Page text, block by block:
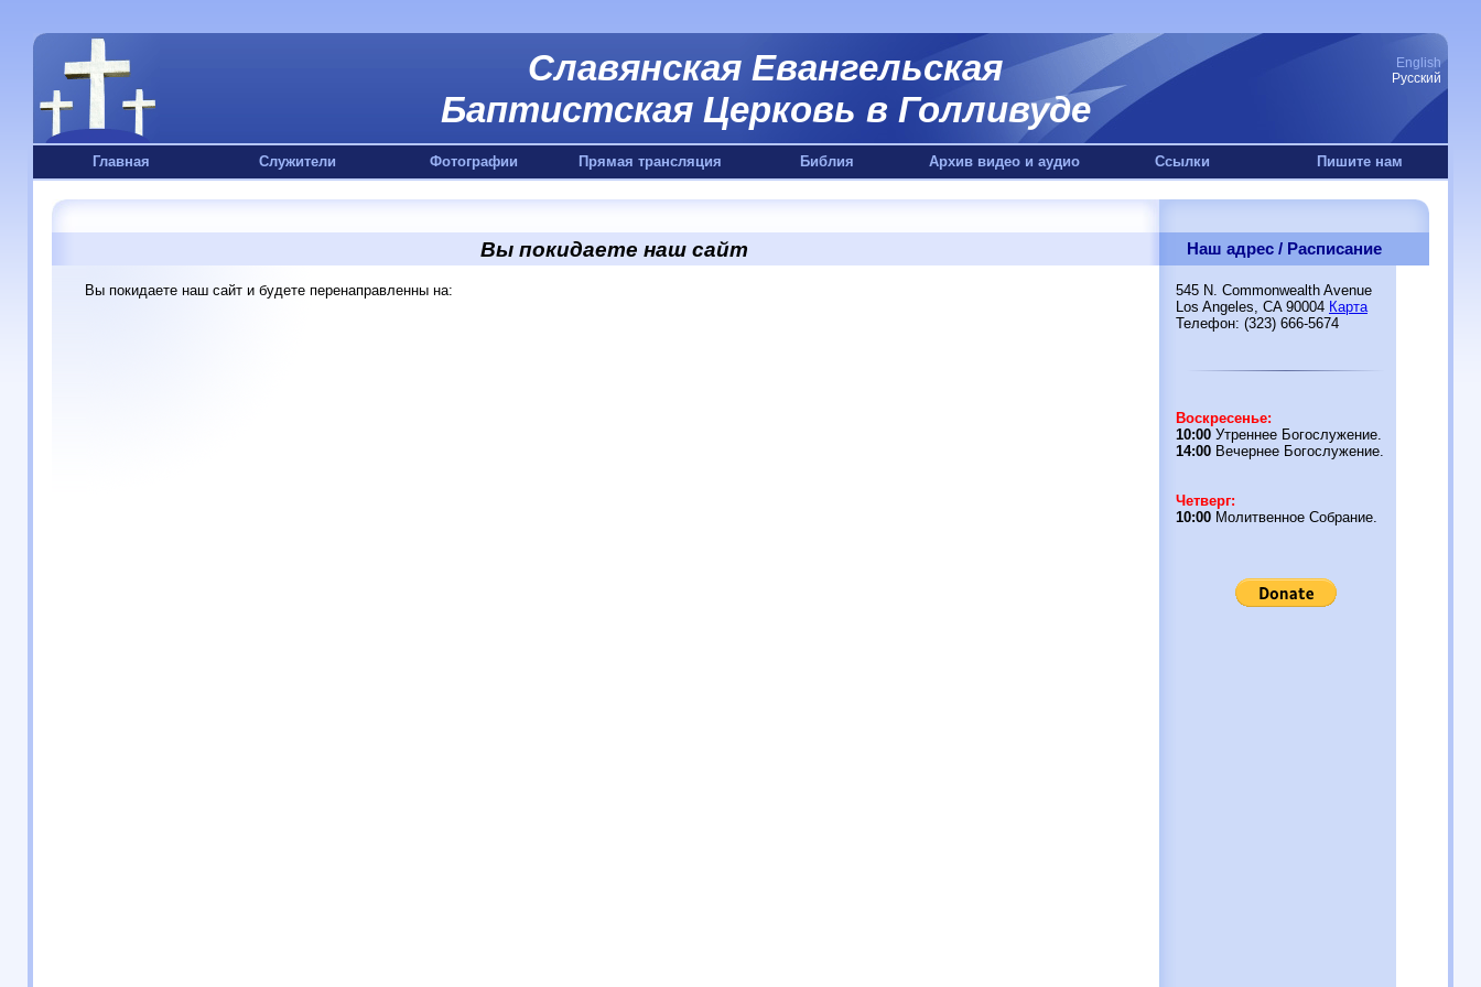
Славянская Евангельская
Баптистская Церковь в Голливуде
English
Русский
Главная Служители Фотографии Прямая трансляция Библия Архив видео и аудио Ссылки Пишите нам
Вы покидаете наш сайт Наш адрес / Расписание
Вы покидаете наш сайт и будете перенаправленны на:
545 N. Commonwealth Avenue
Los Angeles, CA 90004 Карта
Телефон: (323) 666-5674
Воскресенье:
10:00 Утреннее Богослужение.
14:00 Вечернее Богослужение.
Четверг:
10:00 Молитвенное Собрание.